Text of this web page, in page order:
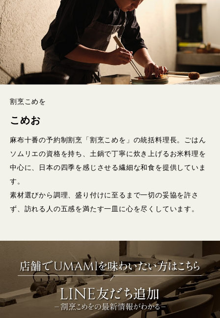
割烹こめを
こめお
麻布十番の予約制割烹「割烹こめを」の統括料理長。ごはん
ソムリエの資格を持ち、土鍋で丁寧に炊き上げるお米料理を
中心に、日本の四季を感じさせる繊細な和食を提供していま
す。
素材選びから調理、盛り付けに至るまで一切の妥協を許さ
ず、訪れる人の五感を満たす一皿に心を尽くしています。